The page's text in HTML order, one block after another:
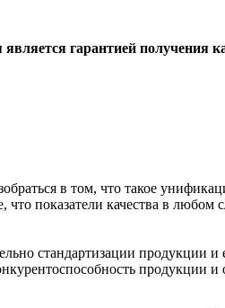
гарантией получения
в том, что такое
что показатели качества в любом
стандартизации продукции
продукции